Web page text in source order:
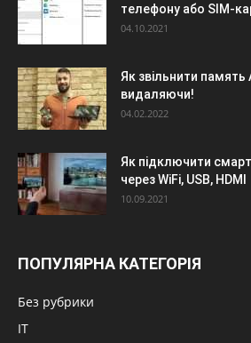
телефону або SIM-
04.10.2021
Як звільнити память
видаляючи!
04.02.2022
Як підключити
через WiFi, USB, HDMI
10.09.2021
ПОПУЛЯРНА КАТЕГОРІЯ
Без рубрики
IT